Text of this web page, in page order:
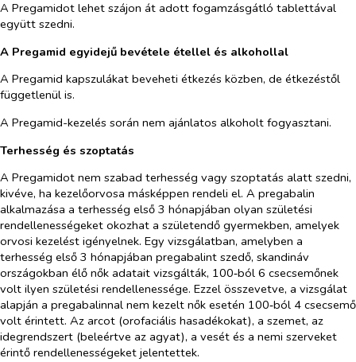
A Pregamidot lehet szájon át adott fogamzásgátló tablettával
együtt szedni.
A Pregamid egyidejű bevétele étellel és alkohollal
A Pregamid kapszulákat beveheti étkezés közben, de étkezéstől
függetlenül is.
A Pregamid-kezelés során nem ajánlatos alkoholt fogyasztani.
Terhesség és szoptatás
A Pregamidot nem szabad terhesség vagy szoptatás alatt szedni,
kivéve, ha kezelőorvosa másképpen rendeli el. A pregabalin
alkalmazása a terhesség első 3 hónapjában olyan születési
rendellenességeket okozhat a születendő gyermekben, amelyek
orvosi kezelést igényelnek. Egy vizsgálatban, amelyben a
terhesség első 3 hónapjában pregabalint szedő, skandináv
országokban élő nők adatait vizsgálták, 100‑ból 6 csecsemőnek
volt ilyen születési rendellenessége. Ezzel összevetve, a vizsgálat
alapján a pregabalinnal nem kezelt nők esetén 100‑ból 4 csecsemő
volt érintett. Az arcot (orofaciális hasadékokat), a szemet, az
idegrendszert (beleértve az agyat), a vesét és a nemi szerveket
érintő rendellenességeket jelentettek.